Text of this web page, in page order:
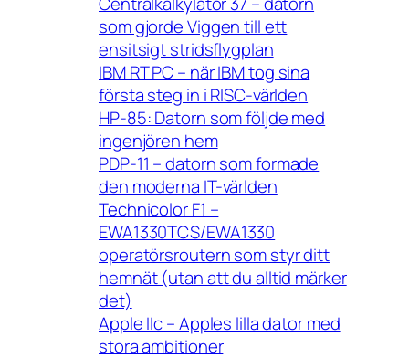
som gjorde Viggen till ett
ensitsigt stridsflygplan
IBM RT PC – när IBM tog sina
första steg in i RISC-världen
HP-85: Datorn som följde med
ingenjören hem
PDP-11 – datorn som formade
den moderna IT-världen
Technicolor F1 –
EWA1330TCS/EWA1330
operatörsroutern som styr ditt
hemnät (utan att du alltid märker
det)
Apple IIc – Apples lilla dator med
stora ambitioner